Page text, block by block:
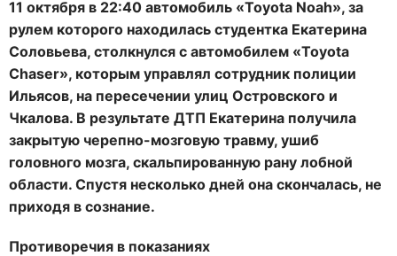
11 октября в 22:40 автомобиль «Toyota Noah», за
рулем которого находилась студентка Екатерина
Соловьева, столкнулся с автомобилем «Toyota
Chaser», которым управлял сотрудник полиции
Ильясов, на пересечении улиц Островского и
Чкалова. В результате ДТП Екатерина получила
закрытую черепно-мозговую травму, ушиб
головного мозга, скальпированную рану лобной
области. Спустя несколько дней она скончалась, не
приходя в сознание.
Противоречия в показаниях